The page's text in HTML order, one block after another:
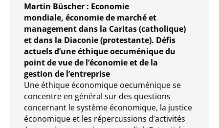
Martin Büscher : Economie
mondiale, économie de marché et
management dans la Caritas (catholique)
et dans la Diaconie (protestante). Défis
actuels d’une éthique oecuménique du
point de vue de l’économie et de la
gestion de l’entreprise
Une éthique économique oecuménique se
concentre en général sur des questions
concernant le système économique, la justice
économique et les répercussions d’activités